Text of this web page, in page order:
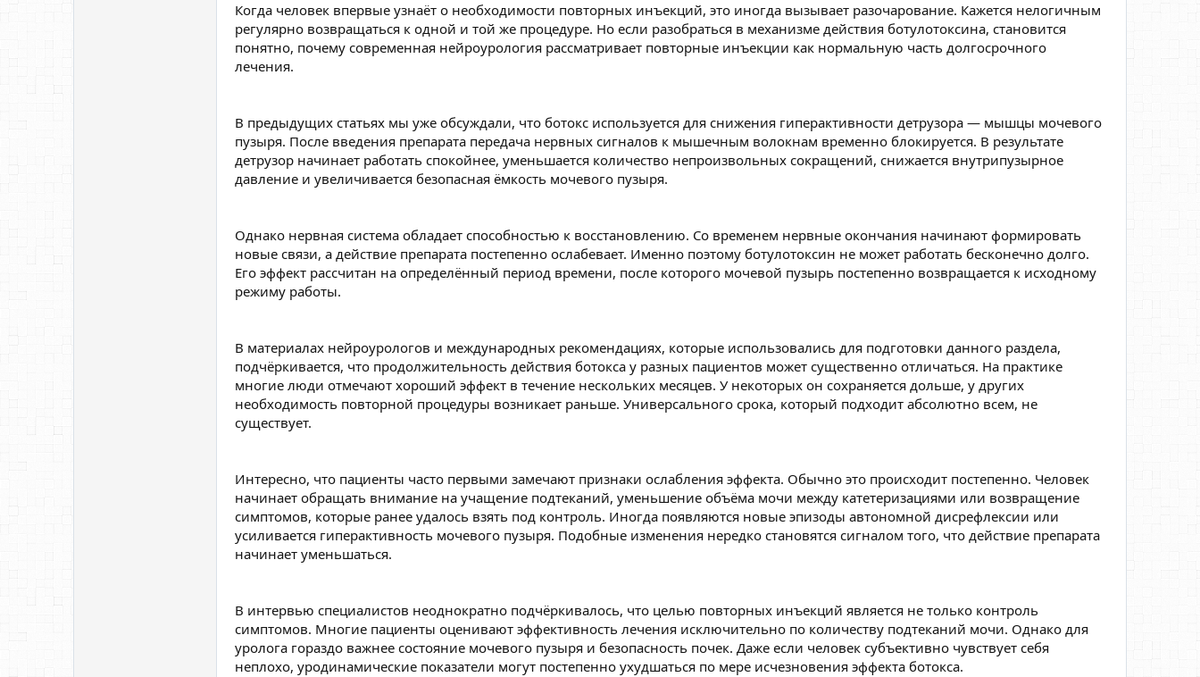
Когда человек впервые узнаёт о необходимости повторных инъекций, это иногда вызывает разочарование. Кажется нелогичным
регулярно возвращаться к одной и той же процедуре. Но если разобраться в механизме действия ботулотоксина, становится
понятно, почему современная нейроурология рассматривает повторные инъекции как нормальную часть долгосрочного
лечения.
В предыдущих статьях мы уже обсуждали, что ботокс используется для снижения гиперактивности детрузора — мышцы мочевого
пузыря. После введения препарата передача нервных сигналов к мышечным волокнам временно блокируется. В результате
детрузор начинает работать спокойнее, уменьшается количество непроизвольных сокращений, снижается внутрипузырное
давление и увеличивается безопасная ёмкость мочевого пузыря.
Однако нервная система обладает способностью к восстановлению. Со временем нервные окончания начинают формировать
новые связи, а действие препарата постепенно ослабевает. Именно поэтому ботулотоксин не может работать бесконечно долго.
Его эффект рассчитан на определённый период времени, после которого мочевой пузырь постепенно возвращается к исходному
режиму работы.
В материалах нейроурологов и международных рекомендациях, которые использовались для подготовки данного раздела,
подчёркивается, что продолжительность действия ботокса у разных пациентов может существенно отличаться. На практике
многие люди отмечают хороший эффект в течение нескольких месяцев. У некоторых он сохраняется дольше, у других
необходимость повторной процедуры возникает раньше. Универсального срока, который подходит абсолютно всем, не
существует.
Интересно, что пациенты часто первыми замечают признаки ослабления эффекта. Обычно это происходит постепенно. Человек
начинает обращать внимание на учащение подтеканий, уменьшение объёма мочи между катетеризациями или возвращение
симптомов, которые ранее удалось взять под контроль. Иногда появляются новые эпизоды автономной дисрефлексии или
усиливается гиперактивность мочевого пузыря. Подобные изменения нередко становятся сигналом того, что действие препарата
начинает уменьшаться.
В интервью специалистов неоднократно подчёркивалось, что целью повторных инъекций является не только контроль
симптомов. Многие пациенты оценивают эффективность лечения исключительно по количеству подтеканий мочи. Однако для
уролога гораздо важнее состояние мочевого пузыря и безопасность почек. Даже если человек субъективно чувствует себя
неплохо, уродинамические показатели могут постепенно ухудшаться по мере исчезновения эффекта ботокса.